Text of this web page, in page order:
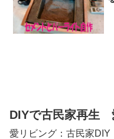
DIYで古民家再生
愛リビング：古民家